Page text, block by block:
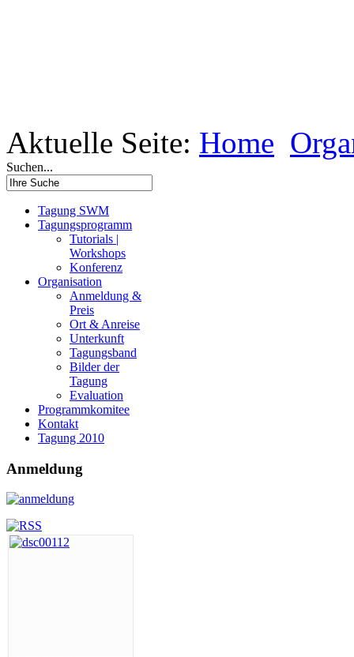
Aktuelle Seite: Home
Suchen...
Tagung SWM
Tagungsprogramm
Tutorials |
Workshops
Konferenz
Organisation
Anmeldung &
Preis
Ort & Anreise
Unterkunft
Tagungsband
Bilder der
Tagung
Evaluation
Programmkomitee
Kontakt
Tagung 2010
Anmeldung